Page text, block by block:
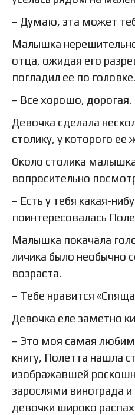
– Думаю, эта может
Малышка
отца, ожидая его
погладил ее по головке.
– Все хорошо, дорогая.
Девочка сделала
столику, у которого ее
Около столика
вопросительно
– Есть у тебя какая-
поинтересовалась
Малышка покачала
личика было необычно
возраста.
– Тебе нравится
Девочка еле заметно
– Это моя самая
книгу, Полетта нашла
изображавшей
зарослями винограда и
девочки широко